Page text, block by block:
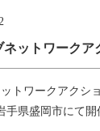
ットワークア
トワークアクシ
手県盛岡市にて開